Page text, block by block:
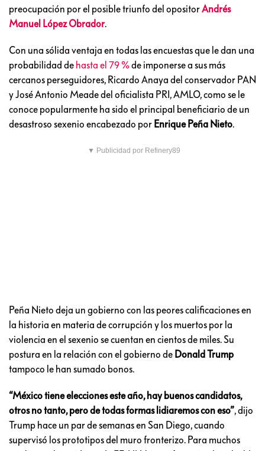
preocupación por el posible triunfo del opositorAndrés
Manuel López Obrador.
Con una sólida ventaja en todas las encuestas que le dan una
probabilidad de hasta el 79 %de imponerse a sus más
cercanos perseguidores, Ricardo Anaya del conservador PAN
y José Antonio Meade del oficialista PRI, AMLO, como se le
conoce popularmente ha sido el principal beneficiario de un
desastroso sexenio encabezado por Enrique Peña Nieto.
▼ Publicidad por Refinery89
Peña Nieto deja un gobierno con las peores calificaciones en
la historia en materia de corrupción y los muertos por la
violencia en el sexenio se cuentan en cientos de miles. Su
postura en la relación con el gobierno de Donald Trump
tampoco le han sumado bonos.
“México tiene elecciones este año, hay buenos candidatos,
otros no tanto, pero de todas formas lidiaremos con eso”, dijo
Trump hace un par de semanas en San Diego, cuando
supervisó los prototipos del muro fronterizo. Para muchos